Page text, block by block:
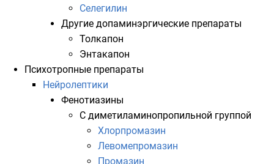
Селегилин
Другие допаминэргические препараты
Толкапон
Энтакапон
Психотропные препараты
Нейролептики
Фенотиазины
С диметиламинопропильной группой
Хлорпромазин
Левомепромазин
Промазин